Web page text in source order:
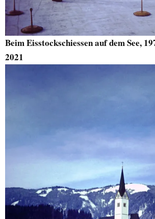
Beim Eisstockschiessen auf dem See,
2021